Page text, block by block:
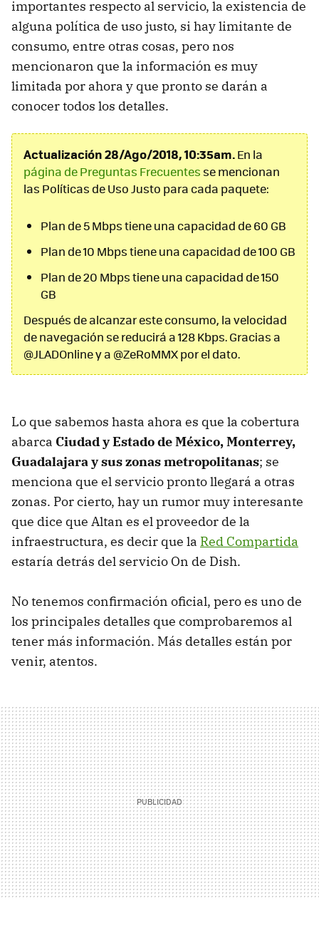
importantes respecto al servicio, la existencia de
alguna política de uso justo, si hay limitante de
consumo, entre otras cosas, pero nos
mencionaron que la información es muy
limitada por ahora y que pronto se darán a
conocer todos los detalles.
Actualización 28/Ago/2018, 10:35am.En la
página de Preguntas Frecuentesse mencionan
las Políticas de Uso Justo para cada paquete:
Plan de 5 Mbps tiene una capacidad de 60 GB
Plan de 10 Mbps tiene una capacidad de 100 GB
Plan de 20 Mbps tiene una capacidad de 150
GB
Después de alcanzar este consumo, la velocidad
de navegación se reducirá a 128 Kbps. Gracias a
@JLADOnline y a @ZeRoMMX por el dato.
Lo que sabemos hasta ahora es que la cobertura
abarca Ciudad y Estado de México, Monterrey,
Guadalajara y sus zonas metropolitanas; se
menciona que el servicio pronto llegará a otras
zonas. Por cierto, hay un rumor muy interesante
que dice que Altan es el proveedor de la
infraestructura, es decir que la Red Compartida
estaría detrás del servicio On de Dish.
No tenemos confirmación oficial, pero es uno de
los principales detalles que comprobaremos al
tener más información. Más detalles están por
venir, atentos.